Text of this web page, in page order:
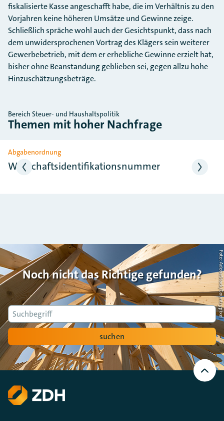
fiskalisierte Kasse angeschafft habe, die im Verhältnis zu den
Vorjahren keine höheren Umsätze und Gewinne zeige.
Schließlich spräche wohl auch der Gesichtspunkt, dass nach
dem unwidersprochenen Vortrag des Klägers sein weiterer
Gewerbebetrieb, mit dem er erhebliche Gewinne erzielt hat,
bisher ohne Beanstandung geblieben sei, gegen allzu hohe
Hinzuschätzungsbeträge.
Bereich Steuer- und Haushaltspolitik
Themen mit hoher Nachfrage
Slider überspringen
Abgabenordnung
Wirtschaftsidentifikationsnummer
Noch nicht das Richtige gefunden?
Suche
suchen
Foto: AdobeStock/Countrypixel
Nach
oben
Scrollen